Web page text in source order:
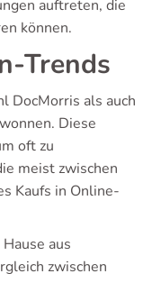
auftreten, die
können.
Trends
DocMorris als auch
Diese
oft zu
meist zwischen
Kaufs in Online-
aus
zwischen